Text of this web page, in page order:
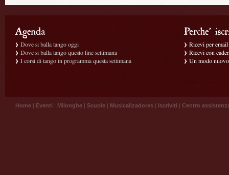
Dove si balla tango oggi
Dove si balla tango questo fine settimana
I corsi di tango in programma questa settimana
Ricevi per
Ricevi con
Un modo
Home | Eventi | Milonghe | Scuole | Musicalizadores | Iscriviti | Centro